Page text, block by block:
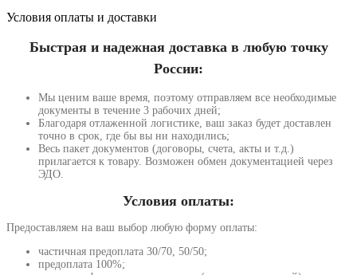
Условия оплаты и доставки
Быстрая и надежная доставка в любую точку
России:
Мы ценим ваше время, поэтому отправляем все необходимые
документы в течение 3 рабочих дней;
Благодаря отлаженной логистике, ваш заказ будет доставлен
точно в срок, где бы вы ни находились;
Весь пакет документов (договоры, счета, акты и т.д.)
прилагается к товару. Возможен обмен документацией через
ЭДО.
Условия оплаты:
Предоставляем на ваш выбор любую форму оплаты:
частичная предоплата 30/70, 50/50;
предоплата 100%;